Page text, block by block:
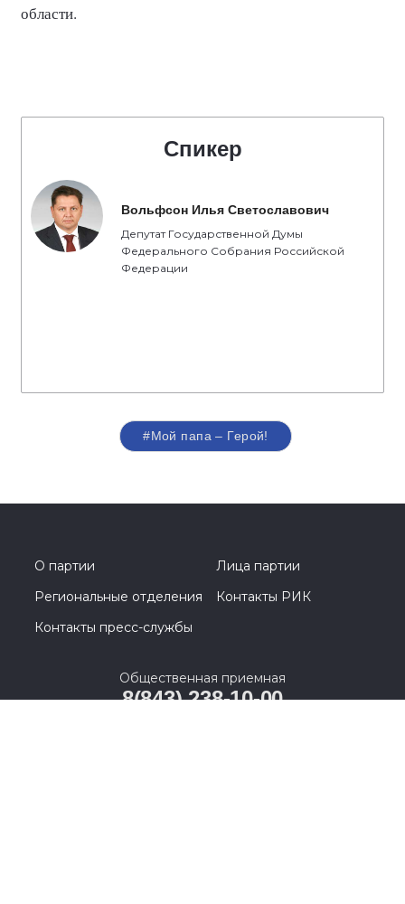
области.
Спикер
Вольфсон Илья Светославович
Депутат Государственной Думы
Федерального Собрания Российской
Федерации
#Мой папа – Герой!
О партии
Лица партии
Региональные отделения
Контакты РИК
Контакты пресс-службы
Общественная приемная
8(843) 238-10-00